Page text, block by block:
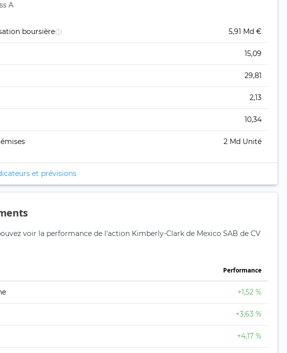
A
boursière 5,91 Md €
15,09
29,81
2,13
10,34
2 Md Unité
et prévisions
voir la performance de l'action Kimberly-Clark de Mexico SAB de CV
Performance
+1,52 %
+3,63 %
+4,17 %